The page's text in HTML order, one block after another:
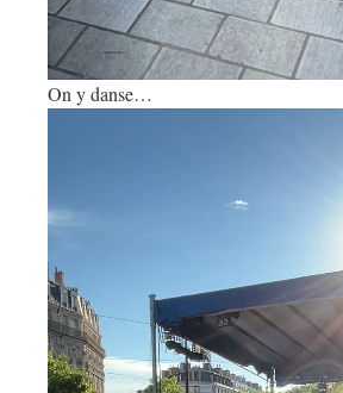
On y danse…